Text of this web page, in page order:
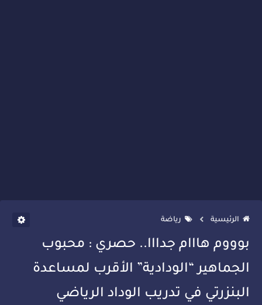
الرئيسية رياضة
بوووم هااام جدااا.. حصري : محبوب
الجماهير “الودادية” الأقرب لمساعدة
البنزرتي في تدريب الوداد الرياضي